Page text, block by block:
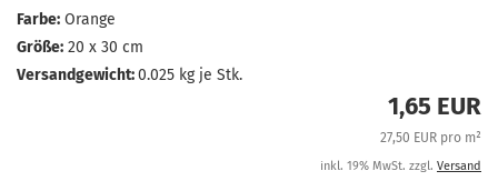
Farbe: Orange
Größe: 20 x 30 cm
Versandgewicht:0.025 kg je Stk.
1,65 EUR
27,50 EUR pro m²
inkl. 19% MwSt. zzgl. Versand